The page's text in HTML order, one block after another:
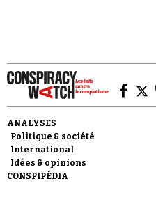
ANALYSES
Politique & société
International
Idées & opinions
CONSPIPÉDIA